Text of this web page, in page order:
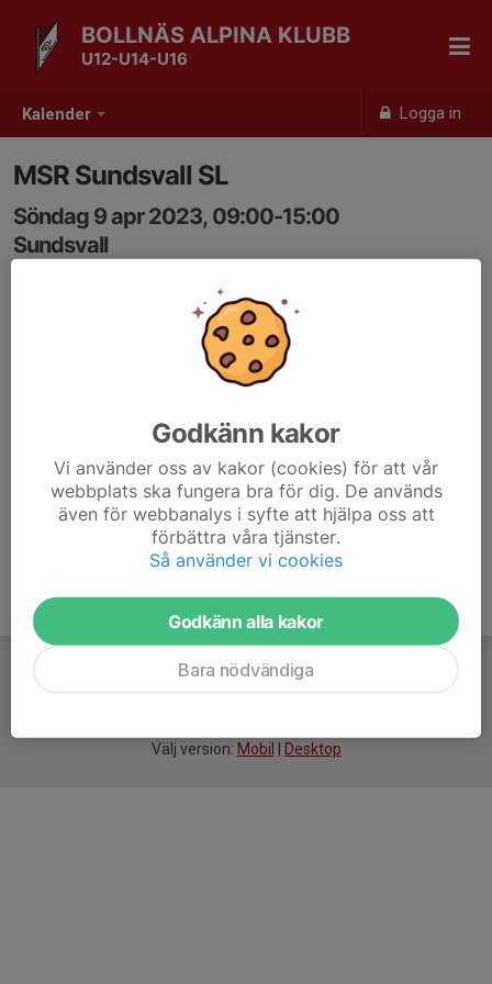
Kalender Logga in
BOLLNÄS ALPINA KLUBB
U12-U14-U16
MSR Sundsvall SL
Söndag 9 apr 2023, 09:00-15:00
Sundsvall
Välj version: Mobil Desktop
Godkänn kakor
Vi använder oss av kakor (cookies) för att vår
webbplats ska fungera bra för dig. De används
även för webbanalys i syfte att hjälpa oss att
förbättra våra tjänster.
Så använder vi cookies
Godkänn alla kakor
Bara nödvändiga